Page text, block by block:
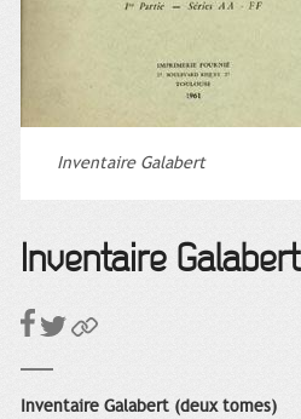
Inventaire Galabert
Inventaire Galabert
Inventaire Galabert (deux tomes)